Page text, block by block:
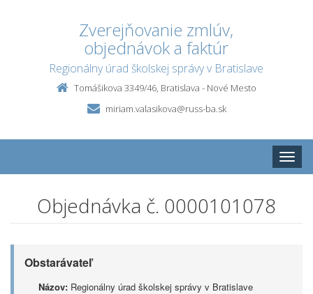
Zverejňovanie zmlúv,
objednávok a faktúr
Regionálny úrad školskej správy v Bratislave
Tomášikova 3349/46, Bratislava - Nové Mesto
miriam.valasikova@russ-ba.sk
Toggle
Objednávka č. 0000101078
Obstarávateľ
Názov: Regionálny úrad školskej správy v Bratislave